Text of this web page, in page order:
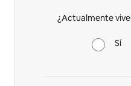
¿Actualmente
Sí